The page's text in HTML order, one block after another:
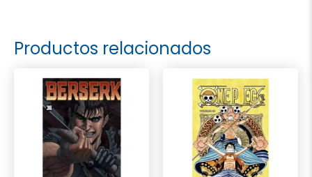
Productos relacionados